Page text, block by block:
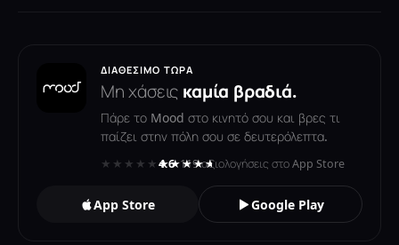
ΔΙΑΘΈΣΙΜΟ ΤΏΡΑ
Μη χάσεις καμία βραδιά.
Πάρε το Mood στο κινητό σου και βρες τι
παίζει στην πόλη σου σε δευτερόλεπτα.
★★★★★★★★★★
4.6· 119 αξιολογήσεις στο App Store
App Store Google Play